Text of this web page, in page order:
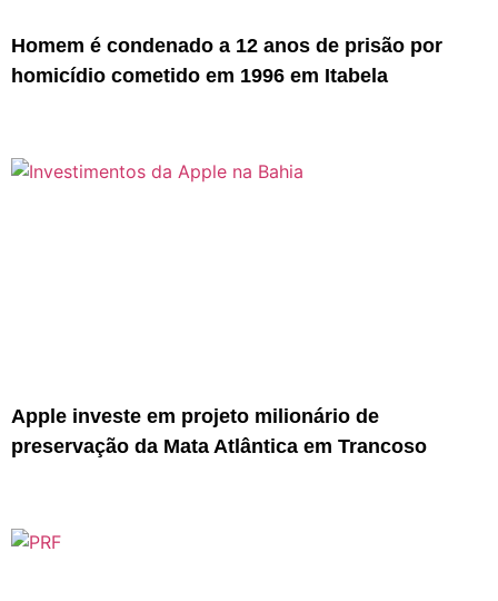
Homem é condenado a 12 anos de prisão por
homicídio cometido em 1996 em Itabela
Apple investe em projeto milionário de
preservação da Mata Atlântica em Trancoso